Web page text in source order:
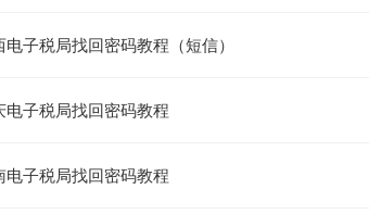
电子税局找回密码教程（短信）
电子税局找回密码教程
电子税局找回密码教程